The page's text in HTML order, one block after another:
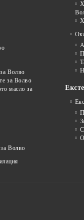
Волво
за Волво
масло за
Волво